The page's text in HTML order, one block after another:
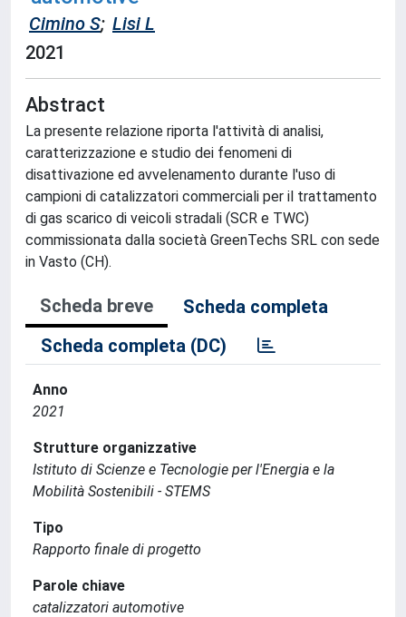
Cimino S; Lisi L
2021
Abstract
La presente relazione riporta l'attività di analisi,
caratterizzazione e studio dei fenomeni di
disattivazione ed avvelenamento durante l'uso di
campioni di catalizzatori commerciali per il trattamento
di gas scarico di veicoli stradali (SCR e TWC)
commissionata dalla società GreenTechs SRL con sede
in Vasto (CH).
Scheda breve
Scheda completa
Scheda completa (DC)
Anno
2021
Strutture organizzative
Istituto di Scienze e Tecnologie per l'Energia e la
Mobilità Sostenibili - STEMS
Tipo
Rapporto finale di progetto
Parole chiave
catalizzatori automotive